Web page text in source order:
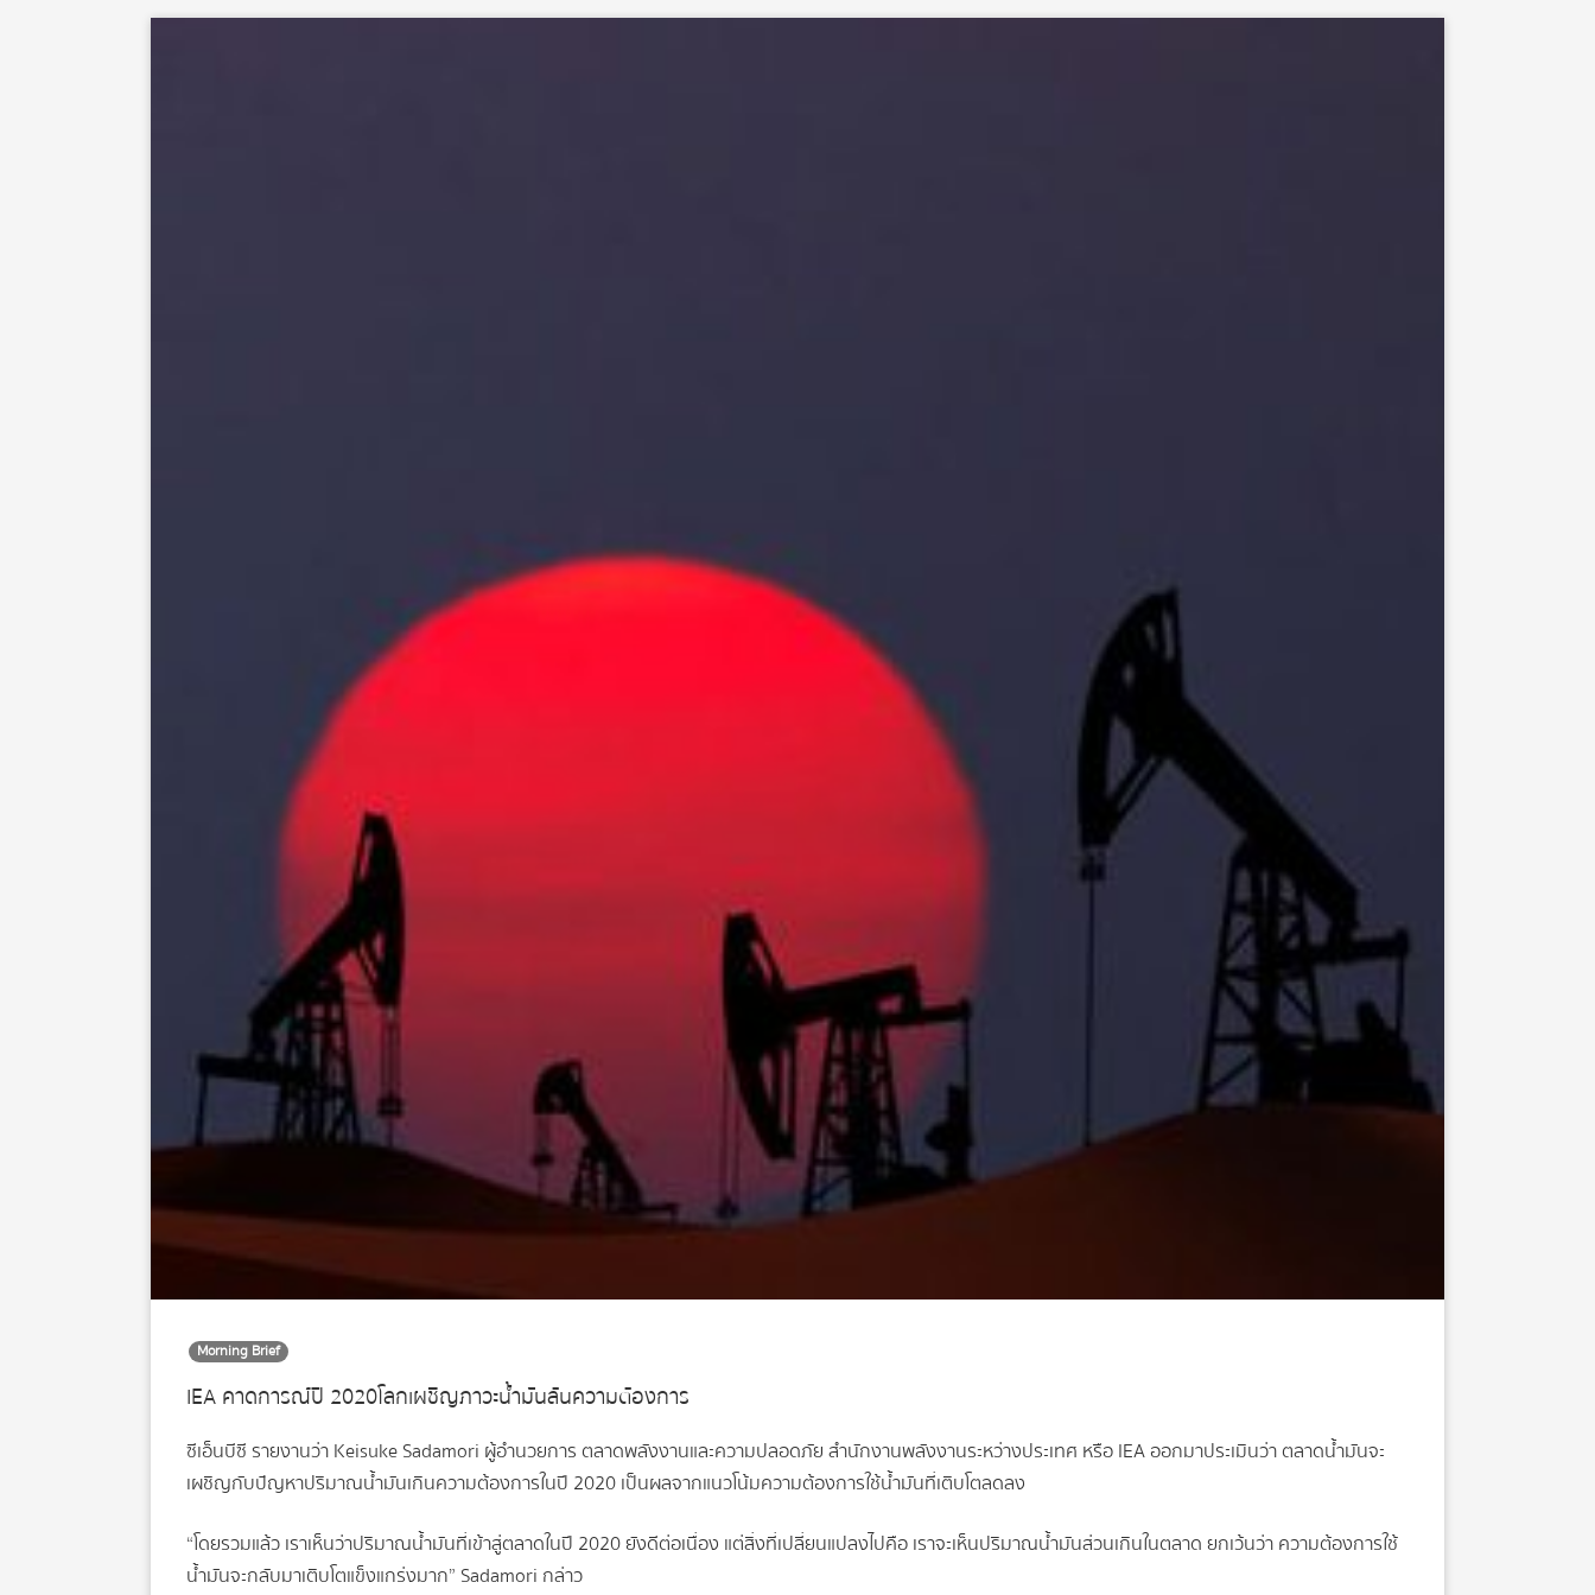
Morning Brief
IEA คาดการณ์ปี 2020โลกเผชิญภาวะน้ำมันล้นความต้องการ
ซีเอ็นบีซี รายงานว่า Keisuke Sadamori ผู้อำนวยการ ตลาดพลังงานและความปลอดภัย สำนักงานพลังงานระหว่างประเทศ หรือ IEA ออกมาประเมินว่า ตลาดน้ำมันจะ
เผชิญกับปัญหาปริมาณน้ำมันเกินความต้องการในปี 2020 เป็นผลจากแนวโน้มความต้องการใช้น้ำมันที่เติบโตลดลง
“โดยรวมแล้ว เราเห็นว่าปริมาณน้ำมันที่เข้าสู่ตลาดในปี 2020 ยังดีต่อเนื่อง แต่สิ่งที่เปลี่ยนแปลงไปคือ เราจะเห็นปริมาณน้ำมันส่วนเกินในตลาด ยกเว้นว่า ความต้องการใช้
น้ำมันจะกลับมาเติบโตแข็งแกร่งมาก” Sadamori กล่าว